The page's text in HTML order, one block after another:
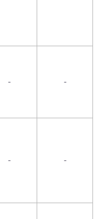
- -
- -